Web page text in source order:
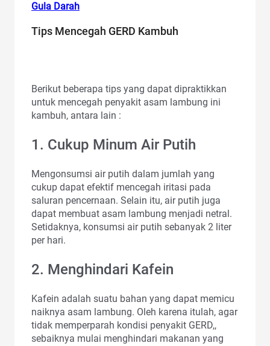
Gula Darah
Tips Mencegah GERD Kambuh
Berikut beberapa tips yang dapat dipraktikkan
untuk mencegah penyakit asam lambung ini
kambuh, antara lain :
1. Cukup Minum Air Putih
Mengonsumsi air putih dalam jumlah yang
cukup dapat efektif mencegah iritasi pada
saluran pencernaan. Selain itu, air putih juga
dapat membuat asam lambung menjadi netral.
Setidaknya, konsumsi air putih sebanyak 2 liter
per hari.
2. Menghindari Kafein
Kafein adalah suatu bahan yang dapat memicu
naiknya asam lambung. Oleh karena itulah, agar
tidak memperparah kondisi penyakit GERD,,
sebaiknya mulai menghindari makanan yang